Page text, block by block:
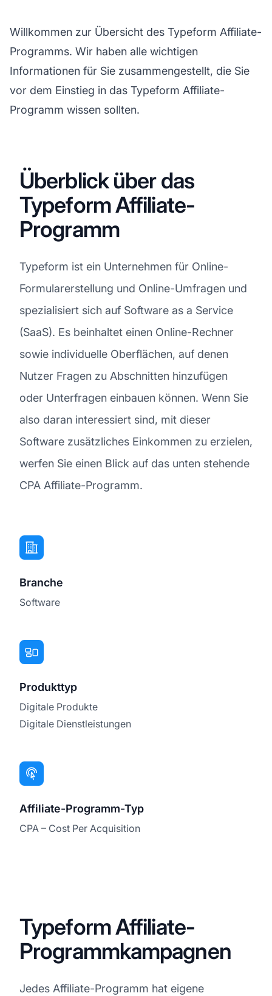
Willkommen zur Übersicht des Typeform Affiliate-
Programms. Wir haben alle wichtigen
Informationen für Sie zusammengestellt, die Sie
vor dem Einstieg in das Typeform Affiliate-
Programm wissen sollten.
Überblick über das
Typeform Affiliate-
Programm
Typeform ist ein Unternehmen für Online-
Formularerstellung und Online-Umfragen und
spezialisiert sich auf Software as a Service
(SaaS). Es beinhaltet einen Online-Rechner
sowie individuelle Oberflächen, auf denen
Nutzer Fragen zu Abschnitten hinzufügen
oder Unterfragen einbauen können. Wenn Sie
also daran interessiert sind, mit dieser
Software zusätzliches Einkommen zu erzielen,
werfen Sie einen Blick auf das unten stehende
CPA Affiliate-Programm.
Branche
Software
Produkttyp
Digitale Produkte
Digitale Dienstleistungen
Affiliate-Programm-Typ
CPA – Cost Per Acquisition
Typeform Affiliate-
Programmkampagnen
Jedes Affiliate-Programm hat eigene